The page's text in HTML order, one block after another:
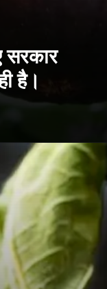
सरकार
है।